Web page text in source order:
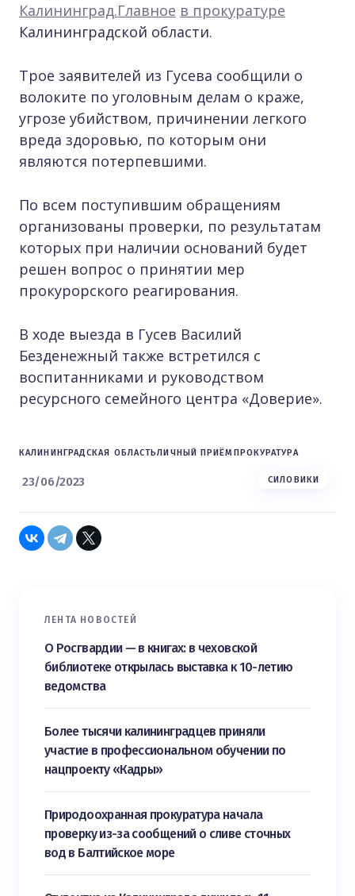
Калининград.Главное в прокуратуре
Калининградской области.
Трое заявителей из Гусева сообщили о
волоките по уголовным делам о краже,
угрозе убийством, причинении легкого
вреда здоровью, по которым они
являются потерпевшими.
По всем поступившим обращениям
организованы проверки, по результатам
которых при наличии оснований будет
решен вопрос о принятии мер
прокурорского реагирования.
В ходе выезда в Гусев Василий
Безденежный также встретился с
воспитанниками и руководством
ресурсного семейного центра «Доверие».
КАЛИНИНГРАДСКАЯ ОБЛАСТЬЛИЧНЫЙ ПРИЁМ ПРОКУРАТУРА
23/06/2023 СИЛОВИКИ
ЛЕНТА НОВОСТЕЙ
О Росгвардии — в книгах: в чеховской
библиотеке открылась выставка к 10-летию
ведомства
Более тысячи калининградцев приняли
участие в профессиональном обучении по
нацпроекту «Кадры»
Природоохранная прокуратура начала
проверку из-за сообщений о сливе сточных
вод в Балтийское море